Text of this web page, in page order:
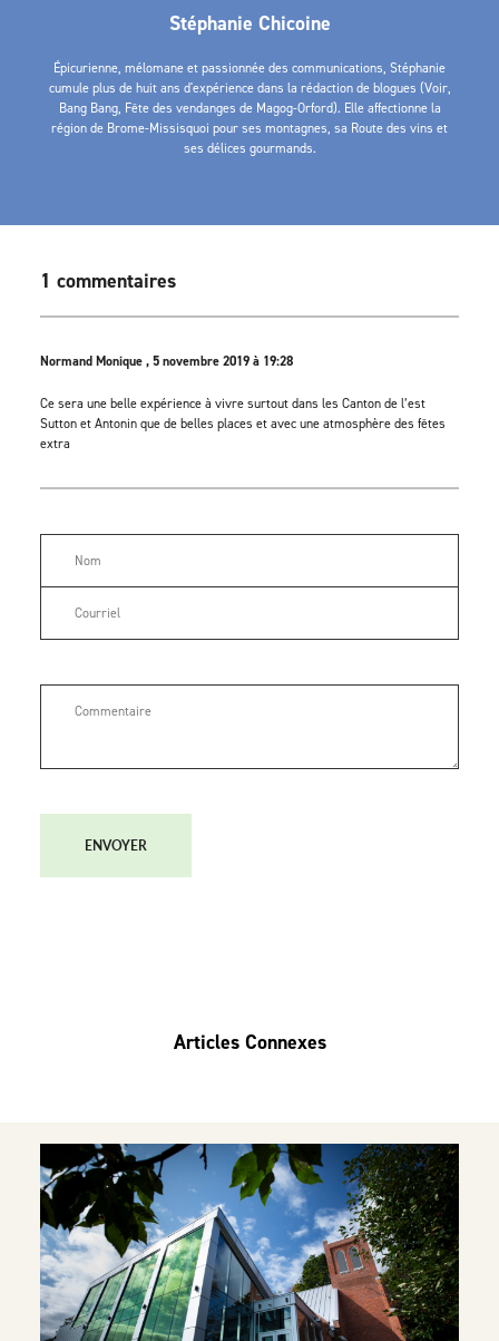
Stéphanie Chicoine
Épicurienne, mélomane et passionnée des communications, Stéphanie
cumule plus de huit ans d'expérience dans la rédaction de blogues (Voir,
Bang Bang, Fête des vendanges de Magog-Orford). Elle affectionne la
région de Brome-Missisquoi pour ses montagnes, sa Route des vins et
ses délices gourmands.
1 commentaires
Normand Monique , 5 novembre 2019 à 19:28
Ce sera une belle expérience à vivre surtout dans les Canton de l’est
Sutton et Antonin que de belles places et avec une atmosphère des fêtes
extra
ENVOYER
Articles Connexes